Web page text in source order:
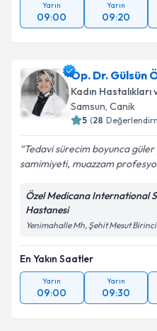
Yarın
09:00
Yarın
09:20
Op. Dr. Gülsün
Kadın Hastalıkları
Samsun, Canik
5 (28
Tedavi sürecim boyunca güler
samimiyeti, muazzam
Özel Medicana International
Hastanesi
Yenimahalle Mh, Şehit Mesut
En Yakın Saatler
Yarın
09:00
Yarın
09:30